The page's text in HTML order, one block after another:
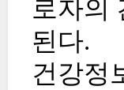
로자의
된다.
건강정